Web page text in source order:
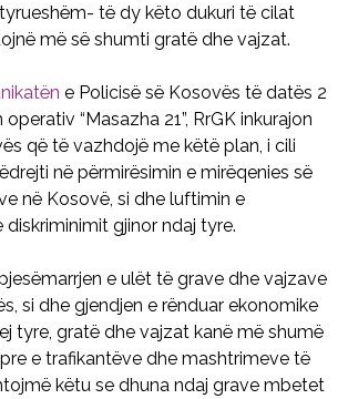
të dy këto dukuri të cilat
më së shumti gratë dhe vajzat.
e Policisë së Kosovës të datës 2
“Masazha 21”, RrGK inkurajon
që të vazhdojë me këtë plan, i cili
në përmirësimin e mirëqenies së
në Kosovë, si dhe luftimin e
gjinor ndaj tyre.
e ulët të grave dhe vajzave
si dhe gjendjen e rënduar ekonomike
tyre, gratë dhe vajzat kanë më shumë
e trafikantëve dhe mashtrimeve të
këtu se dhuna ndaj grave mbetet